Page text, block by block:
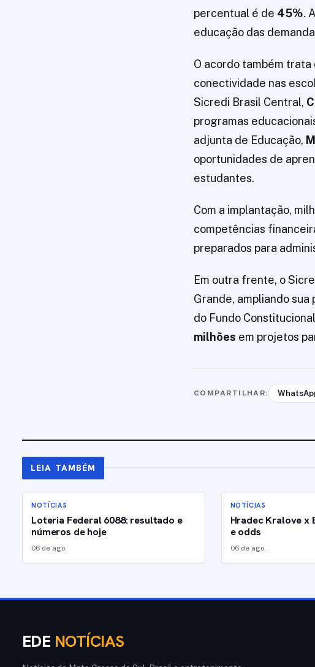
percentual é de 45%.
educação das
O acordo também
conectividade nas
Sicredi Brasil Central,
programas
adjunta de Educação,
oportunidades de
estudantes.
Com a implantação,
competências
preparados para
Em outra frente, o
Grande, ampliando
do Fundo
milhões em projetos
COMPARTILHAR:
LEIA TAMBÉM
NOTÍCIAS
Loteria Federal 6088: resultado e
números de hoje
06 de ago.
NOTÍCIAS
Hradec Kralove x
e odds
06 de ago.
EDE NOTÍCIAS